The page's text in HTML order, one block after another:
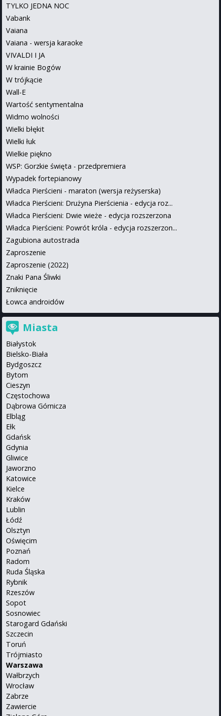
TYLKO JEDNA NOC
Vabank
Vaiana
Vaiana - wersja karaoke
VIVALDI I JA
W krainie Bogów
W trójkącie
Wall-E
Wartość sentymentalna
Widmo wolności
Wielki błękit
Wielki łuk
Wielkie piękno
WSP: Gorzkie święta - przedpremiera
Wypadek fortepianowy
Władca Pierścieni - maraton (wersja reżyserska)
Władca Pierścieni: Drużyna Pierścienia - edycja roz...
Władca Pierścieni: Dwie wieże - edycja rozszerzona
Władca Pierścieni: Powrót króla - edycja rozszerzon...
Zagubiona autostrada
Zaproszenie
Zaproszenie (2022)
Znaki Pana Śliwki
Zniknięcie
Łowca androidów
Miasta
Białystok
Bielsko-Biała
Bydgoszcz
Bytom
Cieszyn
Częstochowa
Dąbrowa Górnicza
Elbląg
Ełk
Gdańsk
Gdynia
Gliwice
Jaworzno
Katowice
Kielce
Kraków
Lublin
Łódź
Olsztyn
Oświęcim
Poznań
Radom
Ruda Śląska
Rybnik
Rzeszów
Sopot
Sosnowiec
Starogard Gdański
Szczecin
Toruń
Trójmiasto
Warszawa
Wałbrzych
Wrocław
Zabrze
Zawiercie